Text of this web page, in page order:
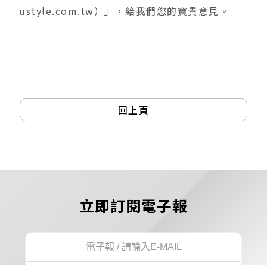
ustyle.com.tw）」，給我們您的寶貴意見。
回上頁
立即訂閱電子報